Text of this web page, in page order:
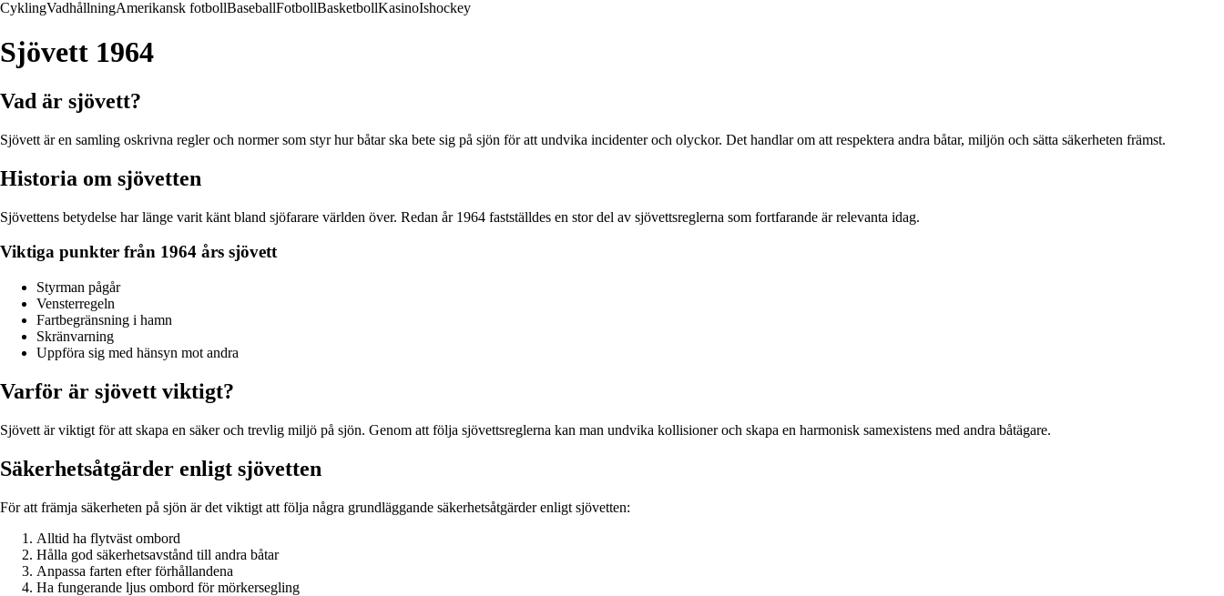
CyklingVadhållningAmerikansk fotbollBaseballFotbollBasketbollKasinoIshockey
Sjövett 1964
Vad är sjövett?
Sjövett är en samling oskrivna regler och normer som styr hur båtar ska bete sig på sjön för att undvika incidenter och olyckor. Det handlar om att respektera andra båtar, miljön och sätta säkerheten främst.
Historia om sjövetten
Sjövettens betydelse har länge varit känt bland sjöfarare världen över. Redan år 1964 fastställdes en stor del av sjövettsreglerna som fortfarande är relevanta idag.
Viktiga punkter från 1964 års sjövett
Styrman pågår
Vensterregeln
Fartbegränsning i hamn
Skränvarning
Uppföra sig med hänsyn mot andra
Varför är sjövett viktigt?
Sjövett är viktigt för att skapa en säker och trevlig miljö på sjön. Genom att följa sjövettsreglerna kan man undvika kollisioner och skapa en harmonisk samexistens med andra båtägare.
Säkerhetsåtgärder enligt sjövetten
För att främja säkerheten på sjön är det viktigt att följa några grundläggande säkerhetsåtgärder enligt sjövetten:
Alltid ha flytväst ombord
Hålla god säkerhetsavstånd till andra båtar
Anpassa farten efter förhållandena
Ha fungerande ljus ombord för mörkersegling